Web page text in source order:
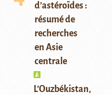
d’astéroïdes :
résumé de
recherches
en Asie
centrale
L’Ouzbékistan,